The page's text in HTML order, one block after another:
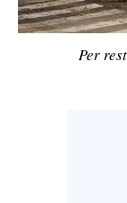
SPORT IN
Per